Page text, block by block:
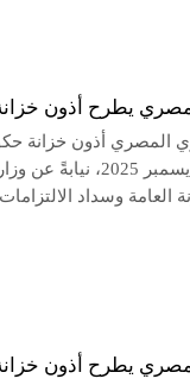
أذون خزانة بقيمة 65
الأحد الموافق 21
العامة وسداد
أذون خزانة بقيمة 65